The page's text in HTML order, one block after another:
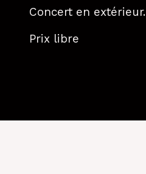
Concert en extérieur.
Prix libre